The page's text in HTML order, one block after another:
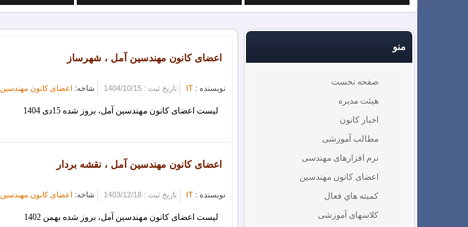
تبریک نوروزی هیات مدیره محترم کانون مهندسین آمل
تبریک روز زن
فروشگاه اینترنتی هراز شاپ
بیمه پاسارگاد
منو
صفحه نخست
هیئت مدیره
اخبار کانون
مطالب آموزشی
نرم افزارهای مهندسی
اعضای کانون مهندسین
كميته هاي فعال
کلاسهای آموزشی
اعضای کانون مهندسین آمل ، شهرساز
نویسنده : IT تاریخ ثبت : 1404/10/15 شاخه: اعضای کانون مهندسین
لیست اعضای کانون مهندسین آمل، بروز شده 15دی 1404
اعضای کانون مهندسین آمل ، نقشه بردار
نویسنده : IT تاریخ ثبت : 1403/12/18 شاخه: اعضای کانون مهندسین
لیست اعضای کانون مهندسین آمل، بروز شده بهمن 1402